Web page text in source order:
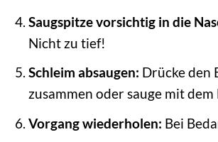
Saugspitze vorsichtig in die
Nicht zu tief!
Schleim absaugen: Drücke den
zusammen oder sauge mit dem
Vorgang wiederholen: Bei